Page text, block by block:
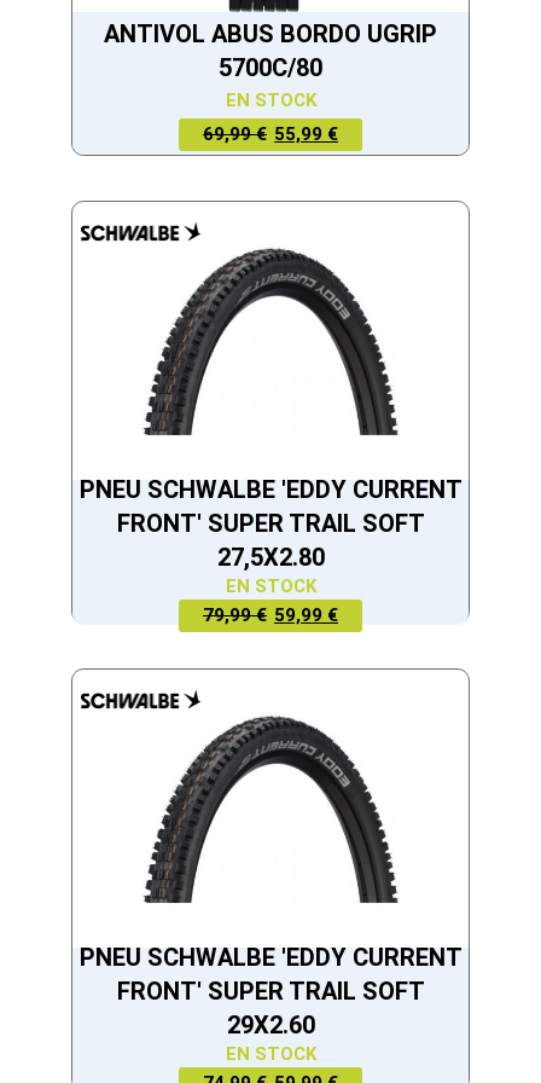
ANTIVOL ABUS BORDO UGRIP
5700C/80
EN STOCK
69,99 €
LE PRIX
INITIAL
55,99 €
LE PRIX
ACTUEL
PNEU SCHWALBE 'EDDY CURRENT
FRONT' SUPER TRAIL SOFT
27,5X2.80
EN STOCK
79,99 €
LE PRIX
ÉTAIT :
79,99 €.
59,99 €
LE PRIX
EST :
59,99 €.
PNEU SCHWALBE 'EDDY CURRENT
FRONT' SUPER TRAIL SOFT
29X2.60
EN STOCK